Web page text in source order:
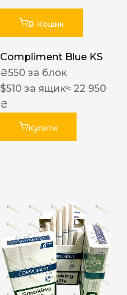
В Кошик
Compliment Blue KS
₴550 за блок
$510 за ящик≈ 22 950
₴
Купити